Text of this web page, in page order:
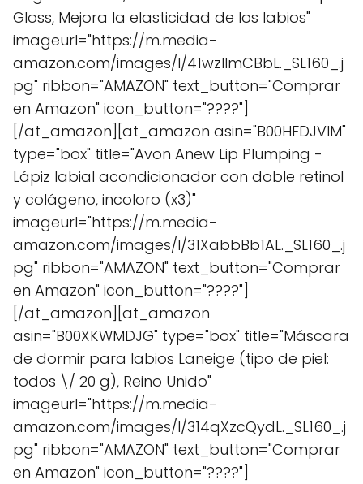
Gloss, Mejora la elasticidad de los labios"
imageurl="https://m.media-
amazon.com/images/I/41wzIImCBbL._SL160_.j
pg" ribbon="AMAZON" text_button="Comprar
en Amazon" icon_button="????"]
[/at_amazon][at_amazon asin="B00HFDJVIM"
type="box" title="Avon Anew Lip Plumping -
Lápiz labial acondicionador con doble retinol
y colágeno, incoloro (x3)"
imageurl="https://m.media-
amazon.com/images/I/31XabbBb1AL._SL160_.j
pg" ribbon="AMAZON" text_button="Comprar
en Amazon" icon_button="????"]
[/at_amazon][at_amazon
asin="B00XKWMDJG" type="box" title="Máscara
de dormir para labios Laneige (tipo de piel:
todos \/ 20 g), Reino Unido"
imageurl="https://m.media-
amazon.com/images/I/314qXzcQydL._SL160_.j
pg" ribbon="AMAZON" text_button="Comprar
en Amazon" icon_button="????"]